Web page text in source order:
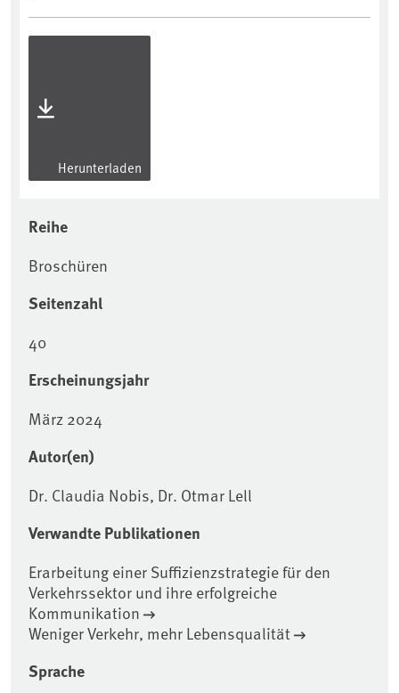
Herunterladen
Reihe
Broschüren
Seitenzahl
40
Erscheinungsjahr
März 2024
Autor(en)
Dr. Claudia Nobis, Dr. Otmar Lell
Verwandte Publikationen
Erarbeitung einer Suffizienzstrategie für den
Verkehrssektor und ihre erfolgreiche
Kommunikation
Weniger Verkehr, mehr Lebensqualität
Sprache